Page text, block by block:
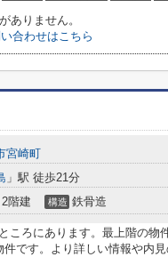
ありません。
合わせはこちら
宮崎町
」駅 徒歩21分
2階建 構造 鉄骨造
ころにあります。最上階の物
です。より詳しい情報や内